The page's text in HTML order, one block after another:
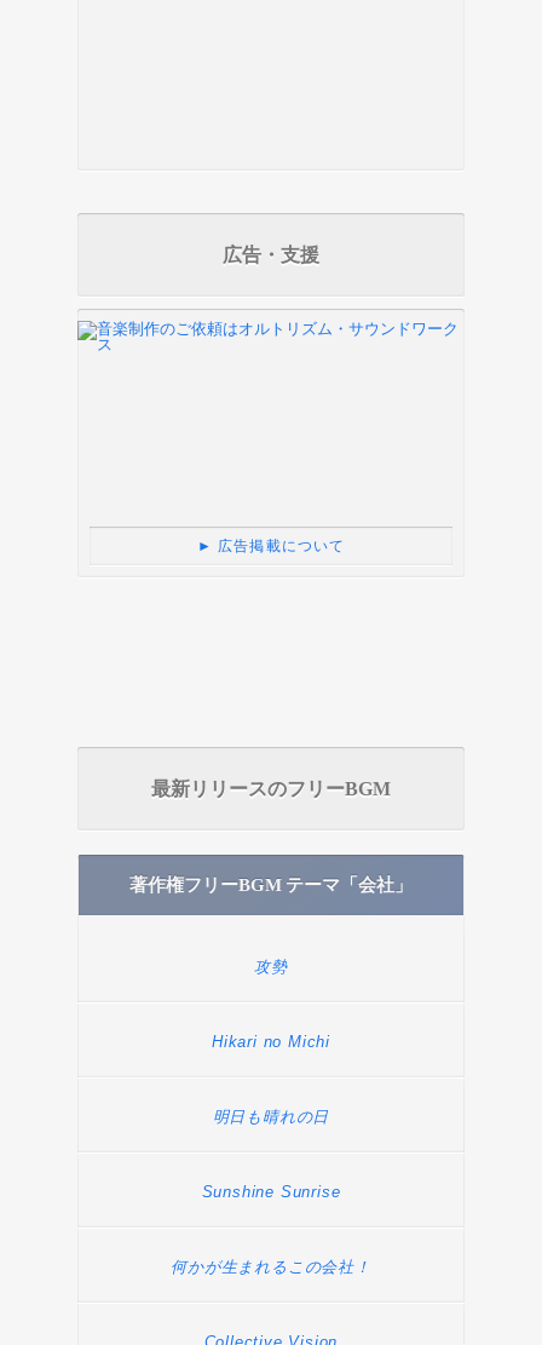
広告・支援
► 広告掲載について
最新リリースのフリーBGM
著作権フリーBGM テーマ「会社」
攻勢
Hikari no Michi
明日も晴れの日
Sunshine Sunrise
何かが生まれるこの会社！